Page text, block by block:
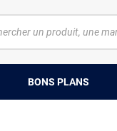
BONS PLANS